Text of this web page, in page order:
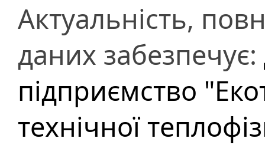
Актуальність,
даних забезпечує:
підприємство
технічної